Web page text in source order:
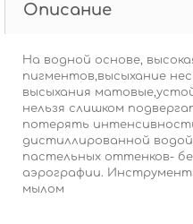
Описание
На водной основе,
пигментов,высыхание
высыхания
нельзя слишком
потерять
дистиллированной
пастельных оттенков-
аэрографии.
мылом